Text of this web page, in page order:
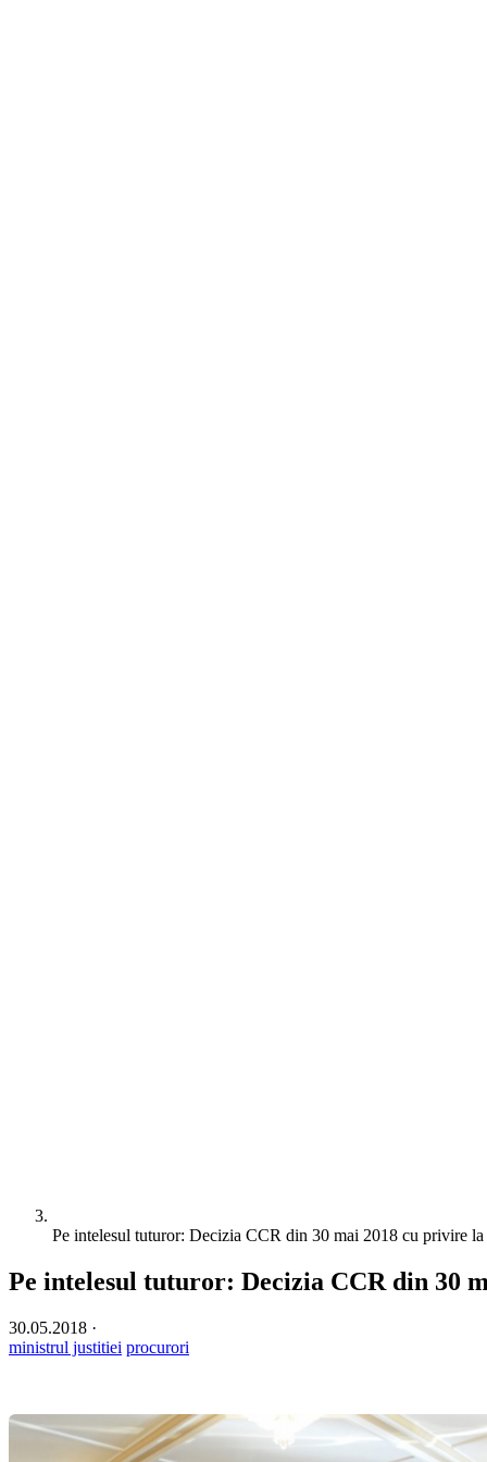
Pe intelesul tuturor: Decizia CCR din 30 mai 2018 cu privire
Pe intelesul tuturor: Decizia CCR din 30
30.05.2018 ·
ministrul justitiei procurori